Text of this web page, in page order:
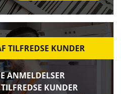
TILFREDSE KUNDER
ANMELDELSER
KUNDER